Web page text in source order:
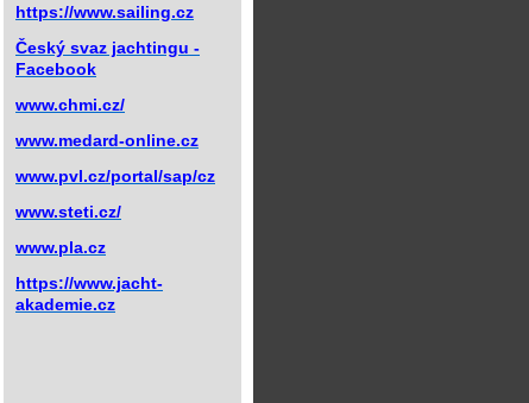
https://www.sailing.cz
Český svaz jachtingu -
Facebook
www.chmi.cz/
www.medard-online.cz
www.pvl.cz/portal/sap/cz
www.steti.cz/
www.pla.cz
https://www.jacht-
akademie.cz